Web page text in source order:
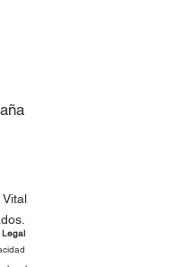
Legal